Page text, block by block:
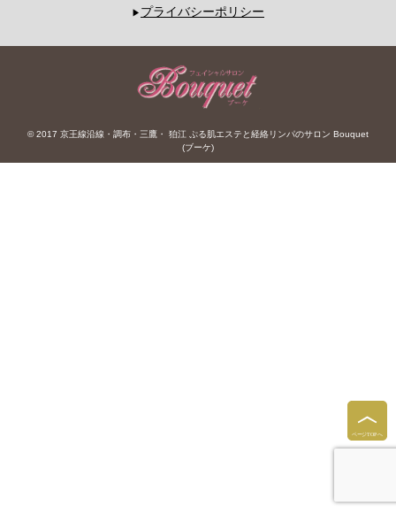
プライバシーポリシー
© 2017 京王線沿線・調布・三鷹・ 狛江 ぷる肌エステと経絡リンパのサロン Bouquet
(ブーケ)